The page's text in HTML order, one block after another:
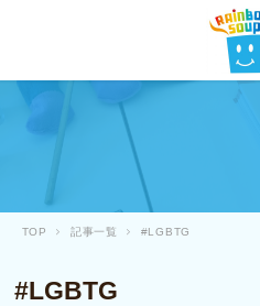
TOP 記事一覧 #LGBTG
#LGBTG